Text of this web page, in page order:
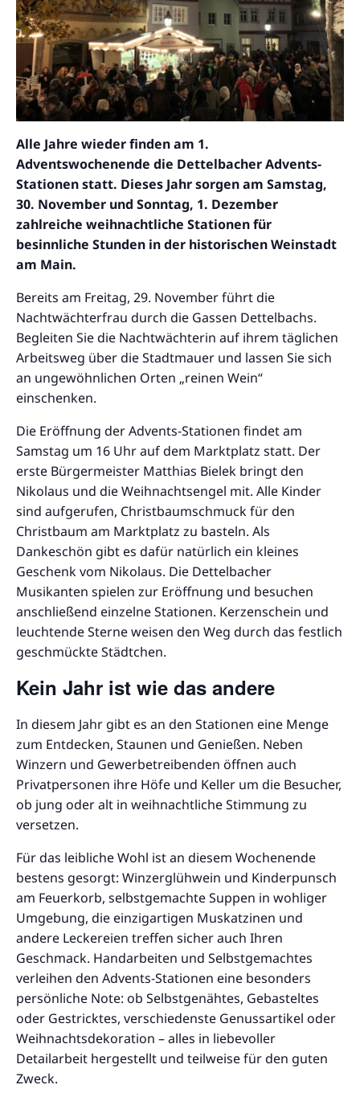
Alle Jahre wieder finden am 1.
Adventswochenende die Dettelbacher Advents-
Stationen statt. Dieses Jahr sorgen am Samstag,
30. November und Sonntag, 1. Dezember
zahlreiche weihnachtliche Stationen für
besinnliche Stunden in der historischen Weinstadt
am Main.
Bereits am Freitag, 29. November führt die
Nachtwächterfrau durch die Gassen Dettelbachs.
Begleiten Sie die Nachtwächterin auf ihrem täglichen
Arbeitsweg über die Stadtmauer und lassen Sie sich
an ungewöhnlichen Orten „reinen Wein“
einschenken.
Die Eröffnung der Advents-Stationen findet am
Samstag um 16 Uhr auf dem Marktplatz statt. Der
erste Bürgermeister Matthias Bielek bringt den
Nikolaus und die Weihnachtsengel mit. Alle Kinder
sind aufgerufen, Christbaumschmuck für den
Christbaum am Marktplatz zu basteln. Als
Dankeschön gibt es dafür natürlich ein kleines
Geschenk vom Nikolaus. Die Dettelbacher
Musikanten spielen zur Eröffnung und besuchen
anschließend einzelne Stationen. Kerzenschein und
leuchtende Sterne weisen den Weg durch das festlich
geschmückte Städtchen.
Kein Jahr ist wie das andere
In diesem Jahr gibt es an den Stationen eine Menge
zum Entdecken, Staunen und Genießen. Neben
Winzern und Gewerbetreibenden öffnen auch
Privatpersonen ihre Höfe und Keller um die Besucher,
ob jung oder alt in weihnachtliche Stimmung zu
versetzen.
Für das leibliche Wohl ist an diesem Wochenende
bestens gesorgt: Winzerglühwein und Kinderpunsch
am Feuerkorb, selbstgemachte Suppen in wohliger
Umgebung, die einzigartigen Muskatzinen und
andere Leckereien treffen sicher auch Ihren
Geschmack. Handarbeiten und Selbstgemachtes
verleihen den Advents-Stationen eine besonders
persönliche Note: ob Selbstgenähtes, Gebasteltes
oder Gestricktes, verschiedenste Genussartikel oder
Weihnachtsdekoration – alles in liebevoller
Detailarbeit hergestellt und teilweise für den guten
Zweck.